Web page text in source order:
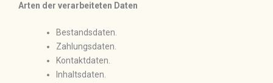
Arten der verarbeiteten Daten
Bestandsdaten.
Zahlungsdaten.
Kontaktdaten.
Inhaltsdaten.